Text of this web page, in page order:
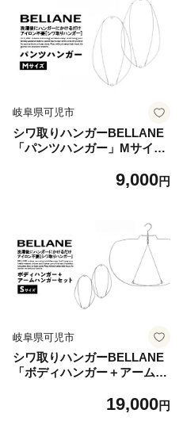
岐阜県可児市
シワ取りハンガーBELLANE
「パンツハンガー」Mサイズ
ンいらず 洗濯用品 雑貨 ステ
9,000円
岐阜県可児市
シワ取りハンガーBELLANE
「ボディハンガー＋アームハ
【ハンガー シワ取り アイロ
19,000円